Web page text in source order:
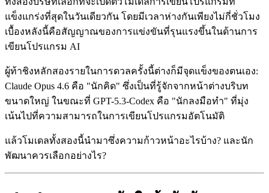
แข็งแกร่งที่สุดในวันเดียวกัน โดยมีเวลาห่างกันเพียงไม่กี่ชั่วโมง
เบื้องหลังนี้คือสัญญาณของการแข่งขันที่รุนแรงขึ้นในด้านการ
เขียนโปรแกรม AI
ผู้ท้าชิงหลักสองรายในการดวลครั้งนี้ต่างก็มีจุดแข็งของตนเอง:
Claude Opus 4.6 คือ "นักคิด" ซึ่งเป็นที่รู้จักจากหน้าต่างบริบท
ขนาดใหญ่ ในขณะที่ GPT-5.3-Codex คือ "นักลงมือทำ" ที่มุ่ง
เน้นไปที่ความสามารถในการเขียนโปรแกรมอัตโนมัติ
แล้วโมเดลทั้งสองนี้นำมาซึ่งความก้าวหน้าอะไรบ้าง? และนัก
พัฒนาควรเลือกอย่างไร?